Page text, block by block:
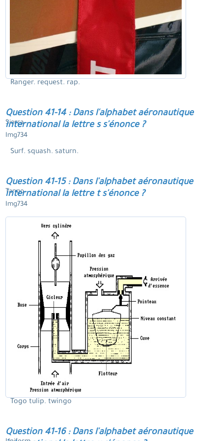
Ranger. request. rap.
Question 41-14 : Dans l'alphabet aéronautique
international la lettre s s'énonce ?
Sierra.
Img734
Surf. squash. saturn.
Question 41-15 : Dans l'alphabet aéronautique
international la lettre t s'énonce ?
Tango.
Img734
Togo tulip. twingo
Question 41-16 : Dans l'alphabet aéronautique